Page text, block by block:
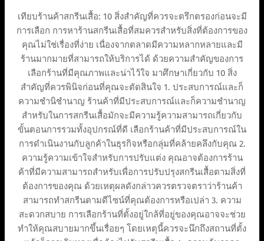
เทียบร้านค้าสกรีนเสื้อ: 10 สิ่งสำคัญที่ควรจะตรึกตรองก่อนจะมี
การเลือก การหาร้านสกรีนเสื้อที่สมควรสำหรับสิ่งที่ต้องการของ
คุณไม่ใช่เรื่องที่ง่าย เนื่องจากตลาดมีความหลากหลายและมี
ร้านมากมายที่สามารถให้บริการได้ ด้วยความสำคัญของการ
เลือกร้านที่มีคุณภาพและน่าไว้ใจ มาศึกษาเกี่ยวกับ 10 สิ่ง
สำคัญที่ควรพินิจก่อนที่คุณจะตัดสินใจ 1. ประสบการณ์และก็
ความชำนิชำนาญ ร้านค้าที่มีประสบการณ์และก็ความชำนาญ
สำหรับในการสกรีนเสื้อมักจะมีความรู้ความสามารถเกี่ยวกับ
ขั้นตอนการรวมทั้งอุปกรณ์ที่ดี เลือกร้านค้าที่มีประสบการณ์ใน
การดำเนินงานกับลูกค้าในธุรกิจหรือกลุ่มที่คล้ายคลึงกับคุณ 2.
ความรู้ความเข้าใจสำหรับการปรับแต่ง คุณอาจต้องการร้าน
ค้าที่มีความสามารถสำหรับเพื่อการปรับปรุงสกรีนเสื้อตามสิ่งที่
ต้องการของคุณ ด้วยเหตุผลดังกล่าวควรตรวจตราว่าร้านค้า
สามารถทำสกรีนตามดีไซน์ที่คุณต้องการหรือเปล่า 3. ความ
สะดวกสบาย การเลือกร้านที่ตั้งอยู่ใกล้ที่อยู่ของคุณอาจจะช่วย
ทำให้คุณสบายมากขึ้นเรื่อยๆ โดยเหตุนี้ควรจะนึกถึงสถานที่ตั้ง